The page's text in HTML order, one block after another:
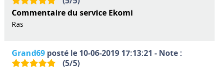
Commentaire du service Ekomi
Ras
Grand69posté le 10-06-2019 17:13:21 - Note :
(5/5)